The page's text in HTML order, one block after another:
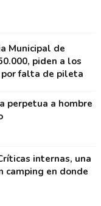
Municipal de
piden a los
falta de pileta
perpetua a hombre
internas, una
camping en donde